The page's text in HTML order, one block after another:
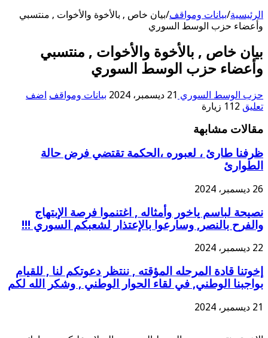
الرئيسية/بيانات ومواقف/بيان خاص , بالأخوة والأخوات , منتسبي
وأعضاء حزب الوسط السوري
بيان خاص , بالأخوة والأخوات , منتسبي
وأعضاء حزب الوسط السوري
حزب الوسط السوري 21 ديسمبر، 2024 بيانات ومواقف اضف
تعليق 112 زيارة
مقالات مشابهة
ظرفنا طارئ ، لعبوره ،الحكمة تقتضي فرض حالة
الطوارئ
26 ديسمبر، 2024
نصيحة لباسم ياخور وأمثاله , اغتنموا فرصة الإبتهاج
والفرح بالنصر, وسارعوا بالإعتذار لشعبكم السوري !!!
22 ديسمبر، 2024
إخوتنا قادة المرحله المؤقته , ننتظر دعوتكم لنا , للقيام
بواجبنا الوطني, في لقاء الحوار الوطني , وشكر الله لكم
21 ديسمبر، 2024